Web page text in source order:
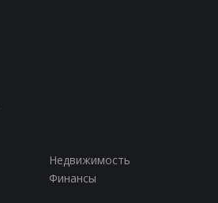
Недвижимость
Финансы